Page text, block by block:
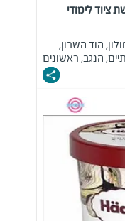
150 ₪ לרכישת ציוד לימודי
הוד השרון,
הנגב, ראשונים